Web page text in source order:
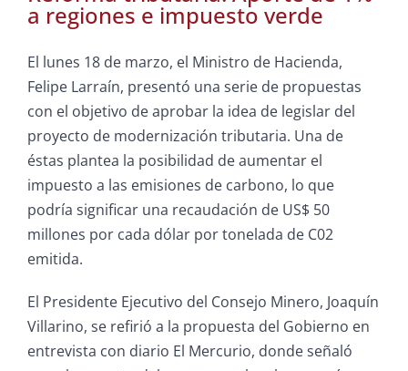
a regiones e impuesto verde
El lunes 18 de marzo, el Ministro de Hacienda,
Felipe Larraín, presentó una serie de propuestas
con el objetivo de aprobar la idea de legislar del
proyecto de modernización tributaria. Una de
éstas plantea la posibilidad de aumentar el
impuesto a las emisiones de carbono, lo que
podría significar una recaudación de US$ 50
millones por cada dólar por tonelada de C02
emitida.
El Presidente Ejecutivo del Consejo Minero, Joaquín
Villarino, se refirió a la propuesta del Gobierno en
entrevista con diario El Mercurio, donde señaló